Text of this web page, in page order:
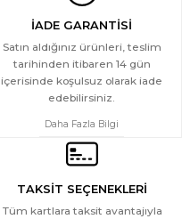
İADE GARANTİSİ
Satın aldığınız ürünleri, teslim
tarihinden itibaren 14 gün
içerisinde koşulsuz olarak iade
edebilirsiniz.
Daha Fazla Bilgi
TAKSİT SEÇENEKLERİ
Tüm kartlara taksit avantajıyla